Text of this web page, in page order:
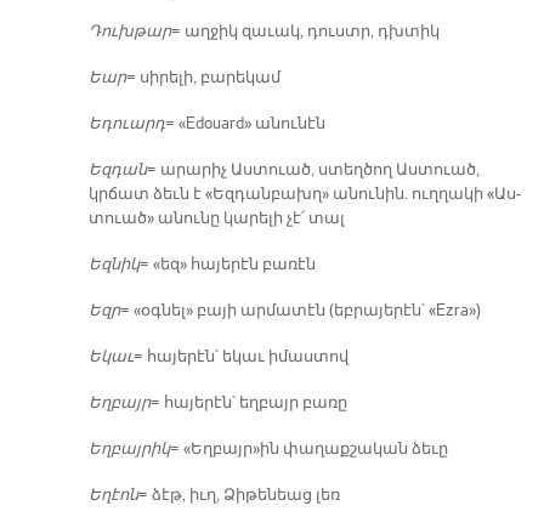
Դուխ­թար= աղ­ջիկ զա­ւակ, դուստր, դխտիկ
Եար= սի­րե­լի, բա­րե­կամ
Ե­դուարդ= «Edouard» ա­նու­նէն
Եզ­դան= ա­րա­րիչ Աս­տուած, ստեղ­ծող Աս­տուած,
կրճատ ձեւն է «Եզ­դան­բախղ» ա­նու­նին. ուղ­ղա­կի «Աս­
տուած» ա­նու­նը կա­րե­լի չէ՛ տալ
Եզ­նիկ= «եզ» հա­յե­րէն բա­ռէն
Եզր= «օգ­նել» բա­յի ար­մա­տէն (եբ­րա­յե­րէն՝ «Ezra»)
Ե­կաւ= հա­յե­րէն՝ ե­կաւ ի­մաս­տով
Եղ­բայր= հա­յե­րէն՝ եղ­բայր բա­ռը
Եղ­բայ­րիկ= «Եղ­բայր»ին փա­ղաք­շա­կան ձե­ւը
Ե­ղէոն= ձէթ, իւղ, Ձի­թե­նեաց լեռ